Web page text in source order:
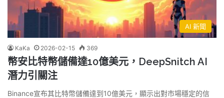
AI 新聞
KaKa 2026-02-15 369
幣安比特幣儲備達10億美元，DeepSnitch AI
潛力引關注
Binance宣布其比特幣儲備達到10億美元，顯示出對市場穩定的信